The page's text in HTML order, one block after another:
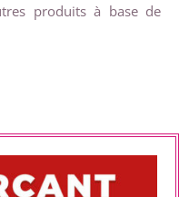
produits à base de